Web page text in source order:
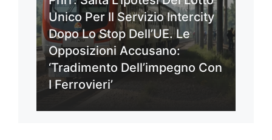
Unico Per Il Servizio Intercity
Dopo Lo Stop Dell’UE. Le
Opposizioni Accusano:
‘Tradimento Dell’impegno Con
I Ferrovieri’